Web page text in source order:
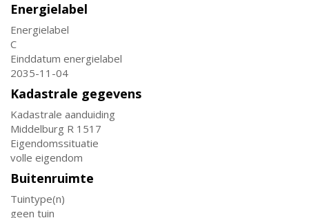
Energielabel
Energielabel
C
Einddatum energielabel
2035-11-04
Kadastrale gegevens
Kadastrale aanduiding
Middelburg R 1517
Eigendomssituatie
volle eigendom
Buitenruimte
Tuintype(n)
geen tuin